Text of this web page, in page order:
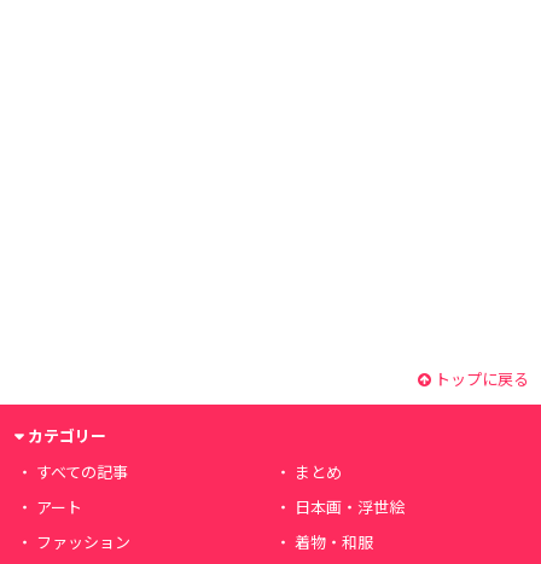
トップに戻る
カテゴリー
すべての記事
まとめ
アート
日本画・浮世絵
ファッション
着物・和服